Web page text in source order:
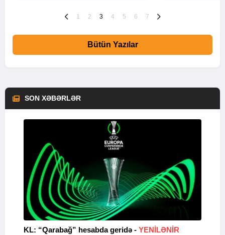
1 2 3 4 5 6 7
Bütün Yazılar
SON XƏBƏRLƏR
KL: “Qarabağ” hesabda geridə - YENİLƏNİR